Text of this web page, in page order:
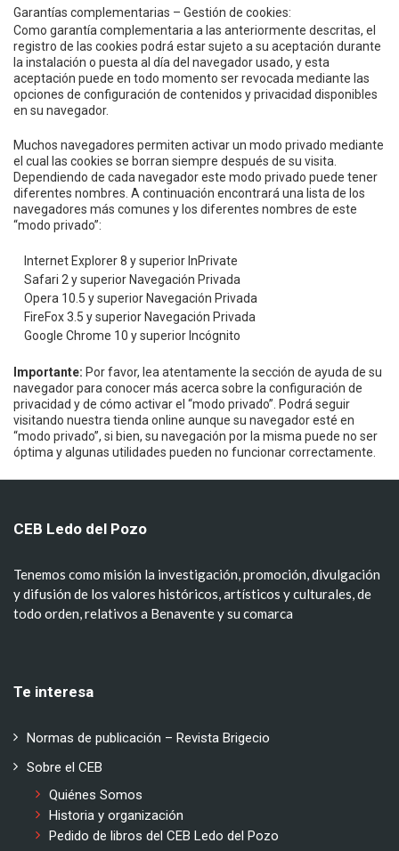
Garantías complementarias – Gestión de cookies:
Como garantía complementaria a las anteriormente descritas, el
registro de las cookies podrá estar sujeto a su aceptación durante
la instalación o puesta al día del navegador usado, y esta
aceptación puede en todo momento ser revocada mediante las
opciones de configuración de contenidos y privacidad disponibles
en su navegador.
Muchos navegadores permiten activar un modo privado mediante
el cual las cookies se borran siempre después de su visita.
Dependiendo de cada navegador este modo privado puede tener
diferentes nombres. A continuación encontrará una lista de los
navegadores más comunes y los diferentes nombres de este
“modo privado”:
Internet Explorer 8 y superior InPrivate
Safari 2 y superior Navegación Privada
Opera 10.5 y superior Navegación Privada
FireFox 3.5 y superior Navegación Privada
Google Chrome 10 y superior Incógnito
Importante: Por favor, lea atentamente la sección de ayuda de su
navegador para conocer más acerca sobre la configuración de
privacidad y de cómo activar el “modo privado”. Podrá seguir
visitando nuestra tienda online aunque su navegador esté en
“modo privado”, si bien, su navegación por la misma puede no ser
óptima y algunas utilidades pueden no funcionar correctamente.
CEB Ledo del Pozo
Tenemos como misión la investigación, promoción, divulgación
y difusión de los valores históricos, artísticos y culturales, de
todo orden, relativos a Benavente y su comarca
Te interesa
Normas de publicación – Revista Brigecio
Sobre el CEB
Quiénes Somos
Historia y organización
Pedido de libros del CEB Ledo del Pozo